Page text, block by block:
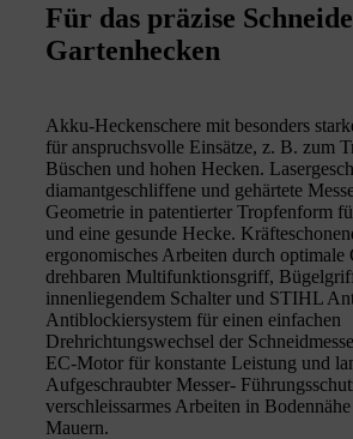
Für das präzise
Gartenhecken
Akku-Heckenschere mit besonders
für anspruchsvolle Einsätze, z. B. zum
Büschen und hohen Hecken.
diamantgeschliffene und gehärtete
Geometrie in patentierter Tropfenform
und eine gesunde Hecke.
ergonomisches Arbeiten durch optimale
drehbaren Multifunktionsgriff,
innenliegendem Schalter und STIHL
Antiblockiersystem für einen einfachen
Drehrichtungswechsel der
EC-Motor für konstante Leistung und
Aufgeschraubter Messer-
verschleissarmes Arbeiten in
Mauern.